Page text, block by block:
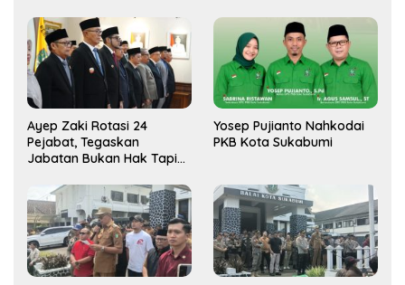
Ayep Zaki Rotasi 24
Pejabat, Tegaskan
Jabatan Bukan Hak Tapi
Yosep Pujianto Nahkodai
PKB Kota Sukabumi